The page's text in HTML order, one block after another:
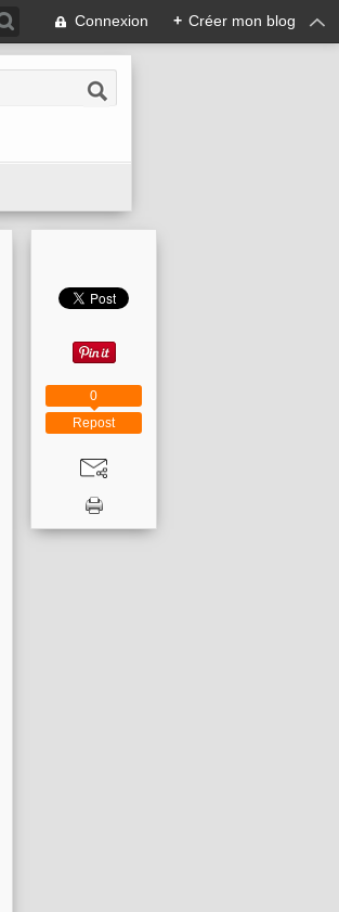
Connexion + Créer mon blog
Repost
0